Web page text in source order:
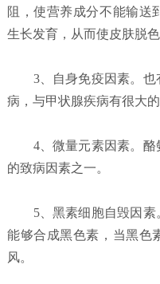
阻，使营养成分不能输送
生长发育，从而使皮肤脱色
3、自身免疫因素。也
病，与甲状腺疾病有很大的
4、微量元素因素。酪
的致病因素之一。
5、黑素细胞自毁因素
能够合成黑色素，当黑色
风。